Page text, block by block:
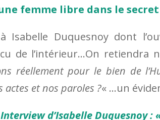
femme libre dans le
Isabelle Duquesnoy dont
de l’intérieur…On retiendra
réellement pour le bien de
et nos paroles ?« …un
Interview d’Isabelle Duquesnoy :